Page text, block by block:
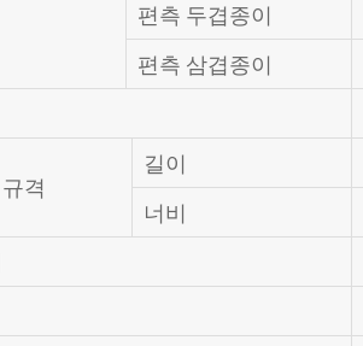
편측 두겹종이
편측 삼겹종이
격
길이
너비